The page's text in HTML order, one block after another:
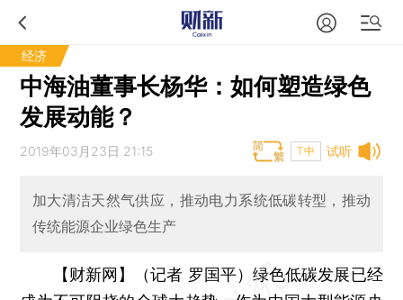
经济
中海油董事长杨华：如何塑造绿色
发展动能？
试听
2019年03月23日 21:15 T中
加大清洁天然气供应，推动电力系统低碳转型，推动
传统能源企业绿色生产
【财新网】（记者 罗国平） 绿色低碳发展已经